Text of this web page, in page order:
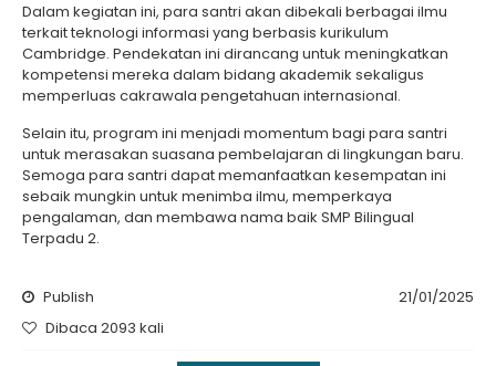
Dalam kegiatan ini, para santri akan dibekali berbagai ilmu
terkait teknologi informasi yang berbasis kurikulum
Cambridge. Pendekatan ini dirancang untuk meningkatkan
kompetensi mereka dalam bidang akademik sekaligus
memperluas cakrawala pengetahuan internasional.
Selain itu, program ini menjadi momentum bagi para santri
untuk merasakan suasana pembelajaran di lingkungan baru.
Semoga para santri dapat memanfaatkan kesempatan ini
sebaik mungkin untuk menimba ilmu, memperkaya
pengalaman, dan membawa nama baik SMP Bilingual
Terpadu 2.
Publish
21/01/2025
Dibaca 2093 kali